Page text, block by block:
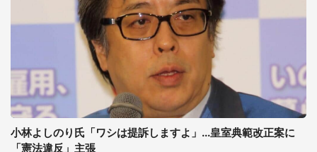
小林よしのり氏「ワシは提訴しますよ」...皇室典範改正案に
「憲法違反」主張